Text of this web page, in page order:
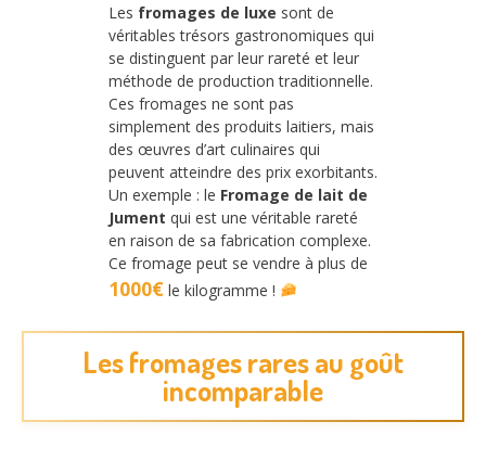
Les fromages de luxe sont de
véritables trésors gastronomiques qui
se distinguent par leur rareté et leur
méthode de production traditionnelle.
Ces fromages ne sont pas
simplement des produits laitiers, mais
des œuvres d’art culinaires qui
peuvent atteindre des prix exorbitants.
Un exemple : le Fromage de lait de
Jument qui est une véritable rareté
en raison de sa fabrication complexe.
Ce fromage peut se vendre à plus de
1000€ le kilogramme !
Les fromages rares au goût
incomparable